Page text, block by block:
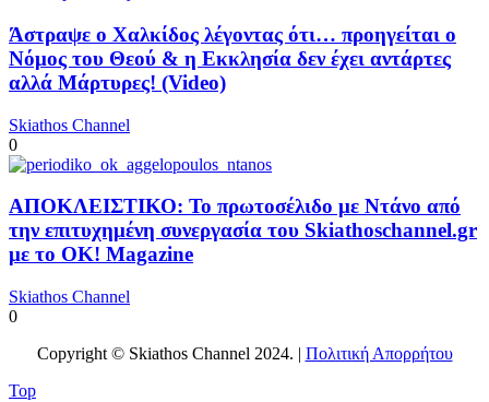
Άστραψε ο Χαλκίδος λέγοντας ότι… προηγείται ο
Νόμος του Θεού & η Εκκλησία δεν έχει αντάρτες
αλλά Μάρτυρες! (Video)
Skiathos Channel
0
ΑΠΟΚΛΕΙΣΤΙΚΟ: Το πρωτοσέλιδο με Ντάνο από
την επιτυχημένη συνεργασία του Skiathoschannel.gr
με το OK! Magazine
Skiathos Channel
0
Copyright © Skiathos Channel 2024. | Πολιτική Απορρήτου
Top